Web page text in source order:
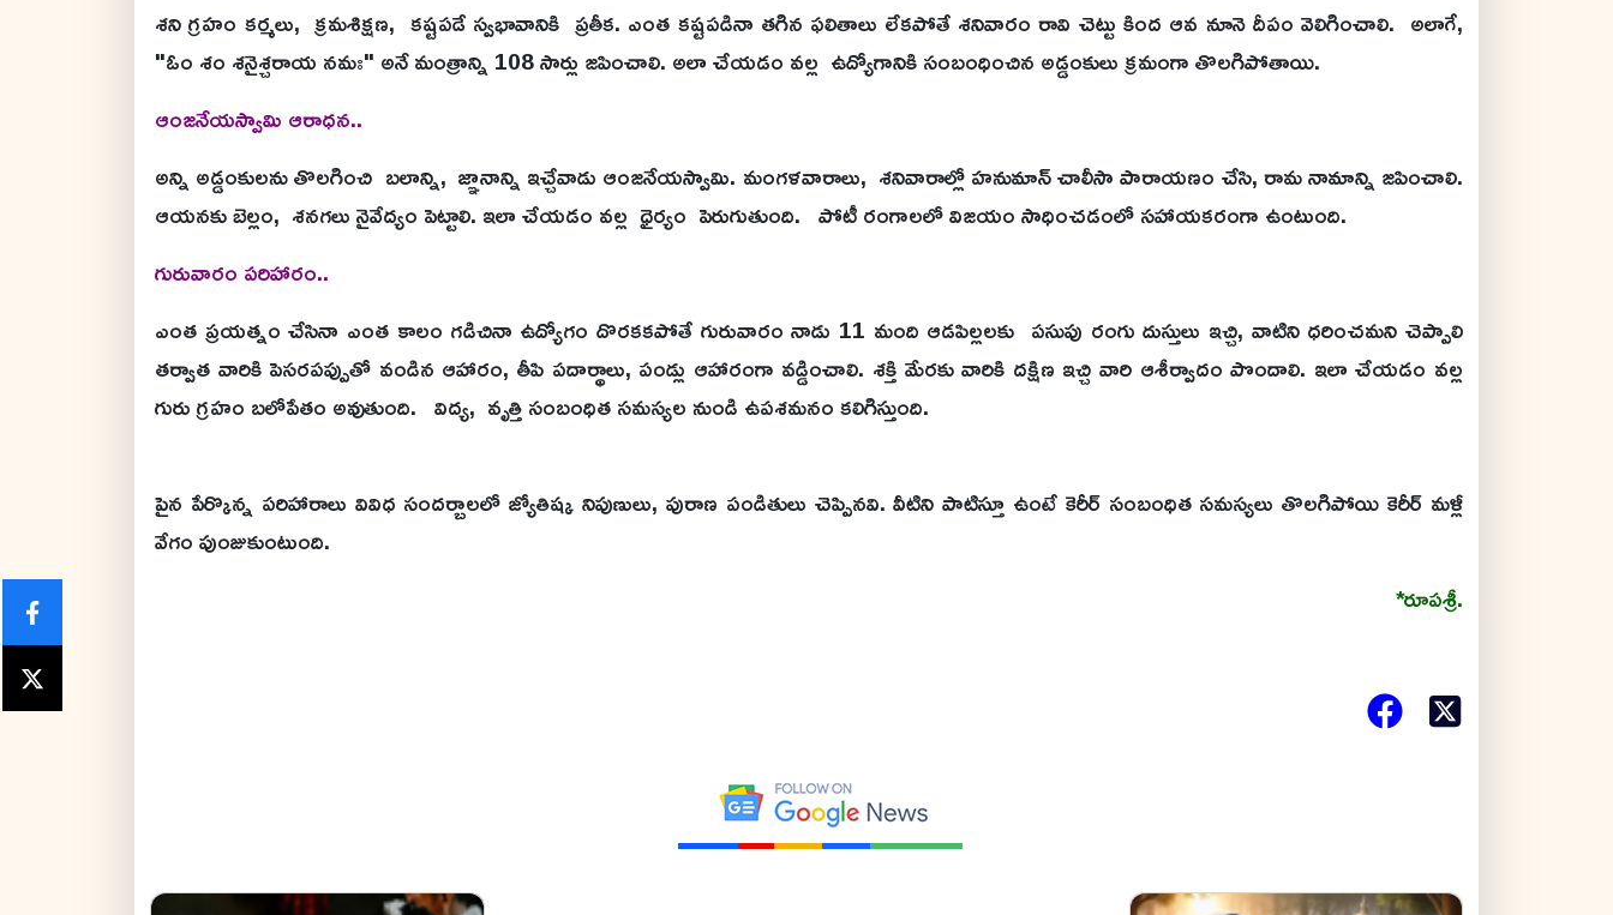
శని గ్రహం కర్మలు, క్రమశిక్షణ, కష్టపడే స్వభావానికి ప్రతీక. ఎంత కష్టపడినా తగిన ఫలితాలు లేకపోతే శనివారం రావి చెట్టు కింద ఆవ నూనె దీపం వెలిగించాలి. అలాగే,
"ఓం శం శనైశ్చరాయ నమః" అనే మంత్రాన్ని 108 సార్లు జపించాలి. అలా చేయడం వల్ల ఉద్యోగానికి సంబంధించిన అడ్డంకులు క్రమంగా తొలగిపోతాయి.
ఆంజనేయస్వామి ఆరాధన..
అన్ని అడ్డంకులను తొలగించి బలాన్ని, జ్ఞానాన్ని ఇచ్చేవాడు ఆంజనేయస్వామి. మంగళవారాలు, శనివారాల్లో హనుమాన్ చాలీసా పారాయణం చేసి, రామ నామాన్ని జపించాలి.
ఆయనకు బెల్లం, శనగలు నైవేద్యం పెట్టాలి. ఇలా చేయడం వల్ల ధైర్యం పెరుగుతుంది. పోటీ రంగాలలో విజయం సాధించడంలో సహాయకరంగా ఉంటుంది.
గురువారం పరిహారం..
ఎంత ప్రయత్నం చేసినా ఎంత కాలం గడిచినా ఉద్యోగం దొరకకపోతే గురువారం నాడు 11 మంది ఆడపిల్లలకు పసుపు రంగు దుస్తులు ఇచ్చి, వాటిని ధరించమని చెప్పాలి
తర్వాత వారికి పెసరపప్పుతో వండిన ఆహారం, తీపి పదార్థాలు, పండ్లు ఆహారంగా వడ్డించాలి. శక్తి మేరకు వారికి దక్షిణ ఇచ్చి వారి ఆశీర్వాదం పొందాలి. ఇలా చేయడం వల్ల
గురు గ్రహం బలోపేతం అవుతుంది. విద్య, వృత్తి సంబంధిత సమస్యల నుండి ఉపశమనం కలిగిస్తుంది.
పైన పేర్కొన్న పరిహారాలు వివిధ సందర్బాలలో జ్యోతిష్క నిపుణులు, పురాణ పండితులు చెప్పినవి. వీటిని పాటిస్తూ ఉంటే కెరీర్ సంబంధిత సమస్యలు తొలగిపోయి కెరీర్ మళ్లీ
వేగం పుంజుకుంటుంది.
*రూపశ్రీ.